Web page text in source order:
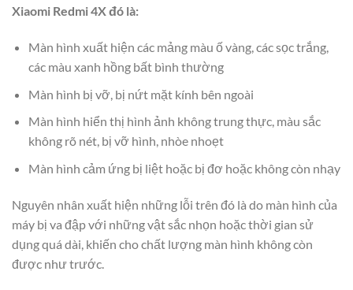
Xiaomi Redmi 4X đó là:
Màn hình xuất hiện các mảng màu ố vàng, các sọc trắng,
các màu xanh hồng bất bình thường
Màn hình bị vỡ, bị nứt mặt kính bên ngoài
Màn hình hiển thị hình ảnh không trung thực, màu sắc
không rõ nét, bị vỡ hình, nhòe nhoẹt
Màn hình cảm ứng bị liệt hoặc bị đơ hoặc không còn nhạy
Nguyên nhân xuất hiện những lỗi trên đó là do màn hình của
máy bị va đập với những vật sắc nhọn hoặc thời gian sử
dụng quá dài, khiến cho chất lượng màn hình không còn
được như trước.